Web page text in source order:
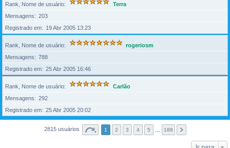
Rank, Nome de usuário
Terra
Mensagens
203
Registrado em
19 Abr 2005 13:23
Rank, Nome de usuário
rogeriosm
Mensagens
788
Registrado em
25 Abr 2005 16:46
Rank, Nome de usuário
Carlão
Mensagens
292
Registrado em
25 Abr 2005 20:02
2815 usuários 1 2 3 4 5 188